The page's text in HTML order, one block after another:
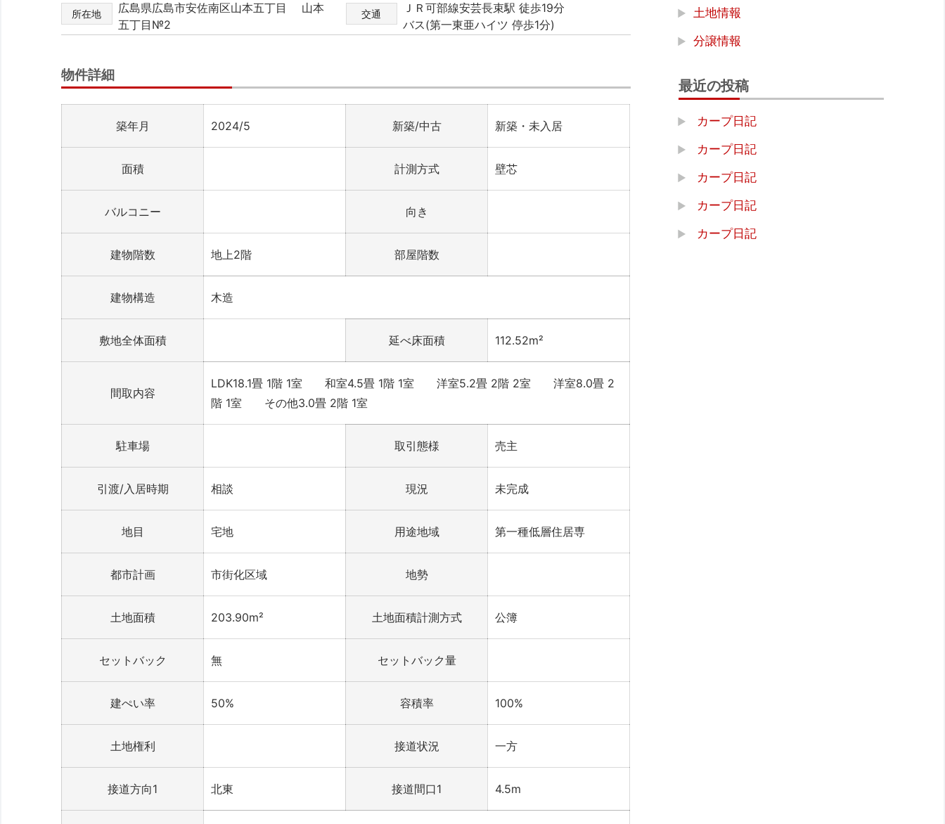
所在地
広島県広島市安佐南区山本五丁目 山本
五丁目№2
交通
ＪＲ可部線安芸長束駅 徒歩19分
バス(第一東亜ハイツ 停歩1分)
物件詳細
築年月 2024/5 新築/中古 新築・未入居
面積 計測方式 壁芯
バルコニー 向き
建物階数 地上2階 部屋階数
建物構造 木造
敷地全体面積 延べ床面積 112.52m²
間取内容
LDK18.1畳 1階 1室 和室4.5畳 1階 1室 洋室5.2畳 2階 2室 洋室8.0畳 2
階 1室 その他3.0畳 2階 1室
駐車場 取引態様 売主
引渡/入居時期 相談 現況 未完成
地目 宅地 用途地域 第一種低層住居専
都市計画 市街化区域 地勢
土地面積 203.90m² 土地面積計測方式 公簿
セットバック 無 セットバック量
建ぺい率 50% 容積率 100%
土地権利 接道状況 一方
接道方向1 北東 接道間口1 4.5m
土地情報
分譲情報
最近の投稿
カープ日記
カープ日記
カープ日記
カープ日記
カープ日記